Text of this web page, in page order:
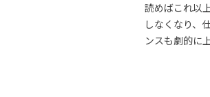
読めばこれ以
しなくなり、
ンスも劇的に